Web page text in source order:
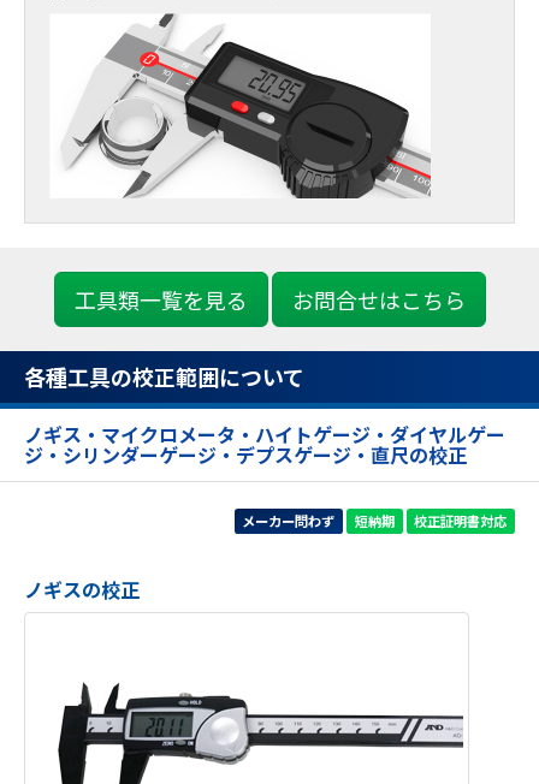
工具類一覧を見る お問合せはこちら
各種工具の校正範囲について
ノギス・マイクロメータ・ハイトゲージ・ダイヤルゲー
ジ・シリンダーゲージ・デプスゲージ・直尺の校正
メーカー問わず 短納期 校正証明書対応
ノギスの校正